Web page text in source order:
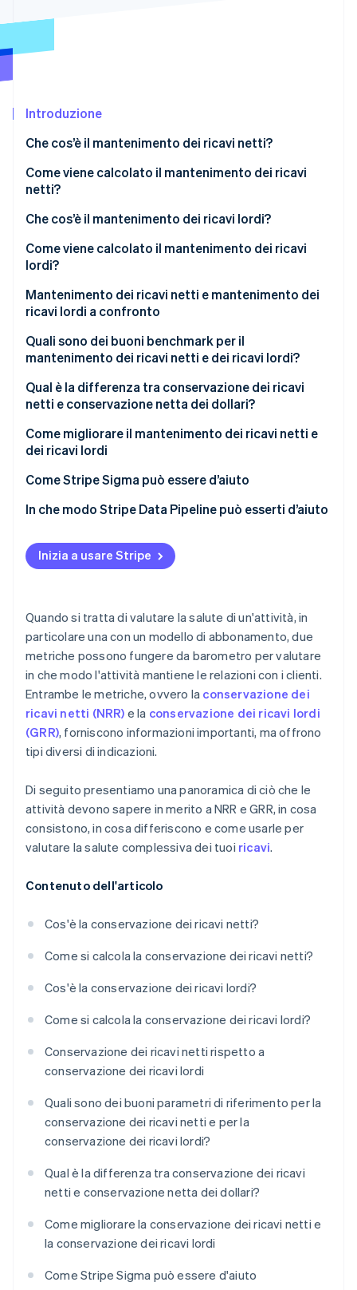
Prevenzione delle frodi
Climate
Identity
Verifica online dell'identità
Guarda ora
Introduzione
Che cos’è il mantenimento dei ricavi netti?
Come viene calcolato il mantenimento dei ricavi
netti?
Esempio di calcolo dei ricavi netti
Che cos’è il mantenimento dei ricavi lordi?
Come viene calcolato il mantenimento dei ricavi
lordi?
Esempio di calcolo dei ricavi lordi
Mantenimento dei ricavi netti e mantenimento dei
ricavi lordi a confronto
In cosa differiscono NRR e GRR rispetto a ciò che
misurano
Cosa hanno in comune NRR e GRR
crescita di un’attività
valore del cliente e la stabilità dei ricavi
Quali sono dei buoni benchmark per il
mantenimento dei ricavi netti e dei ricavi lordi?
Parametri di riferimento NRR
Qual è la differenza tra conservazione dei ricavi
netti e conservazione netta dei dollari?
Come migliorare il mantenimento dei ricavi netti e
dei ricavi lordi
Come Stripe Sigma può essere d’aiuto
In che modo Stripe Data Pipeline può esserti d’aiuto
Inizia a usare Stripe
Quando si tratta di valutare la salute di un'attività, in
particolare una con un modello di abbonamento, due
metriche possono fungere da barometro per valutare
in che modo l'attività mantiene le relazioni con i clienti.
Entrambe le metriche, ovvero la conservazione dei
ricavi netti (NRR) e la conservazione dei ricavi lordi
(GRR), forniscono informazioni importanti, ma offrono
tipi diversi di indicazioni.
Di seguito presentiamo una panoramica di ciò che le
attività devono sapere in merito a NRR e GRR, in cosa
consistono, in cosa differiscono e come usarle per
valutare la salute complessiva dei tuoi ricavi.
Contenuto dell'articolo
Cos'è la conservazione dei ricavi netti?
Come si calcola la conservazione dei ricavi netti?
Cos'è la conservazione dei ricavi lordi?
Come si calcola la conservazione dei ricavi lordi?
Conservazione dei ricavi netti rispetto a
conservazione dei ricavi lordi
Quali sono dei buoni parametri di riferimento per la
conservazione dei ricavi netti e per la
conservazione dei ricavi lordi?
Qual è la differenza tra conservazione dei ricavi
netti e conservazione netta dei dollari?
Come migliorare la conservazione dei ricavi netti e
la conservazione dei ricavi lordi
Come Stripe Sigma può essere d'aiuto